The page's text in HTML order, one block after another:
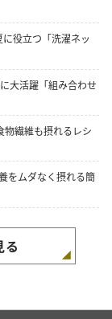
役立つ「洗濯ネッ
大活躍「組み合わせ
物繊維も摂れるレシ
をムダなく摂れる簡